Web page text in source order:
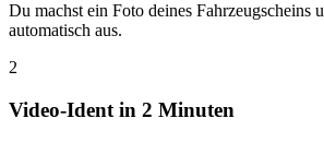
Du machst ein Foto deines Fahrzeugscheins
automatisch aus.
2
Video-Ident in 2 Minuten